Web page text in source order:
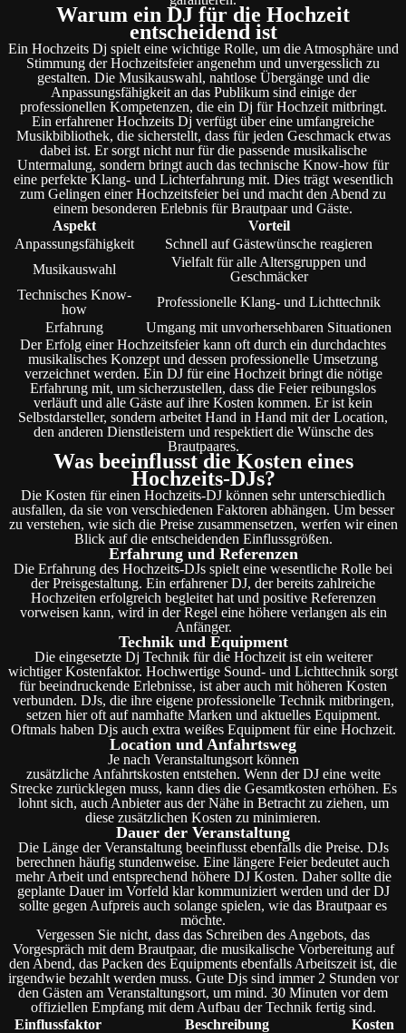
Warum ein DJ für die Hochzeit
entscheidend ist
Ein Hochzeits Dj spielt eine wichtige Rolle, um die Atmosphäre und
Stimmung der Hochzeitsfeier angenehm und unvergesslich zu
gestalten. Die Musikauswahl, nahtlose Übergänge und die
Anpassungsfähigkeit an das Publikum sind einige der
professionellen Kompetenzen, die ein Dj für Hochzeit mitbringt.
Ein erfahrener Hochzeits Dj verfügt über eine umfangreiche
Musikbibliothek, die sicherstellt, dass für jeden Geschmack etwas
dabei ist. Er sorgt nicht nur für die passende musikalische
Untermalung, sondern bringt auch das technische Know-how für
eine perfekte Klang- und Lichterfahrung mit. Dies trägt wesentlich
zum Gelingen einer Hochzeitsfeier bei und macht den Abend zu
einem besonderen Erlebnis für Brautpaar und Gäste.
Aspekt
Vorteil
Anpassungsfähigkeit
Schnell auf Gästewünsche reagieren
Musikauswahl
Vielfalt für alle Altersgruppen und
Geschmäcker
Technisches Know-
how
Professionelle Klang- und Lichttechnik
Erfahrung
Umgang mit unvorhersehbaren Situationen
Der Erfolg einer Hochzeitsfeier kann oft durch ein durchdachtes
musikalisches Konzept und dessen professionelle Umsetzung
verzeichnet werden. Ein DJ für eine Hochzeit bringt die nötige
Erfahrung mit, um sicherzustellen, dass die Feier reibungslos
verläuft und alle Gäste auf ihre Kosten kommen. Er ist kein
Selbstdarsteller, sondern arbeitet Hand in Hand mit der Location,
den anderen Dienstleistern und respektiert die Wünsche des
Brautpaares.
Was beeinflusst die Kosten eines
Hochzeits-DJs?
Die Kosten für einen Hochzeits-DJ können sehr unterschiedlich
ausfallen, da sie von verschiedenen Faktoren abhängen. Um besser
zu verstehen, wie sich die Preise zusammensetzen, werfen wir einen
Blick auf die entscheidenden Einflussgrößen.
Erfahrung und Referenzen
Die Erfahrung des Hochzeits-DJs spielt eine wesentliche Rolle bei
der Preisgestaltung. Ein erfahrener DJ, der bereits zahlreiche
Hochzeiten erfolgreich begleitet hat und positive Referenzen
vorweisen kann, wird in der Regel eine höhere verlangen als ein
Anfänger.
Technik und Equipment
Die eingesetzte Dj Technik für die Hochzeit ist ein weiterer
wichtiger Kostenfaktor. Hochwertige Sound- und Lichttechnik sorgt
für beeindruckende Erlebnisse, ist aber auch mit höheren Kosten
verbunden. DJs, die ihre eigene professionelle Technik mitbringen,
setzen hier oft auf namhafte Marken und aktuelles Equipment.
Oftmals haben Djs auch extra weißes Equipment für eine Hochzeit.
Location und Anfahrtsweg
Je nach Veranstaltungsort können
zusätzliche Anfahrtskosten entstehen. Wenn der DJ eine weite
Strecke zurücklegen muss, kann dies die Gesamtkosten erhöhen. Es
lohnt sich, auch Anbieter aus der Nähe in Betracht zu ziehen, um
diese zusätzlichen Kosten zu minimieren.
Dauer der Veranstaltung
Die Länge der Veranstaltung beeinflusst ebenfalls die Preise. DJs
berechnen häufig stundenweise. Eine längere Feier bedeutet auch
mehr Arbeit und entsprechend höhere DJ Kosten. Daher sollte die
geplante Dauer im Vorfeld klar kommuniziert werden und der DJ
sollte gegen Aufpreis auch solange spielen, wie das Brautpaar es
möchte.
Vergessen Sie nicht, dass das Schreiben des Angebots, das
Vorgespräch mit dem Brautpaar, die musikalische Vorbereitung auf
den Abend, das Packen des Equipments ebenfalls Arbeitszeit ist, die
irgendwie bezahlt werden muss. Gute Djs sind immer 2 Stunden vor
den Gästen am Veranstaltungsort, um mind. 30 Minuten vor dem
offiziellen Empfang mit dem Aufbau der Technik fertig sind.
Einflussfaktor
Beschreibung
Kosten